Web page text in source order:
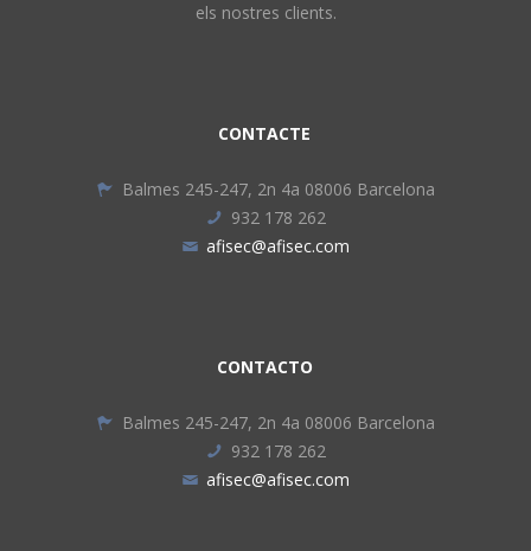
els nostres clients.
CONTACTE
Balmes 245-247, 2n 4a 08006 Barcelona
932 178 262
afisec@afisec.com
CONTACTO
Balmes 245-247, 2n 4a 08006 Barcelona
932 178 262
afisec@afisec.com